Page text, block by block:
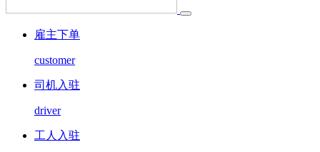
雇主下单
customer
司机入驻
driver
工人入驻